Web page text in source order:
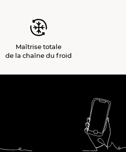
Maîtrise totale
de la chaîne du froid